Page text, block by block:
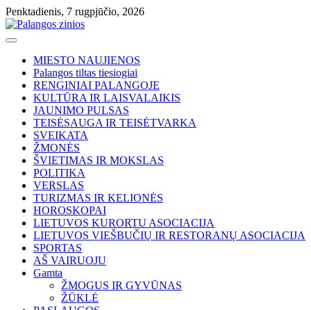
Skip
to
content
Penktadienis, 7 rugpjūčio, 2026
MIESTO NAUJIENOS
Palangos tiltas tiesiogiai
RENGINIAI PALANGOJE
KULTŪRA IR LAISVALAIKIS
JAUNIMO PULSAS
TEISĖSAUGA IR TEISĖTVARKA
SVEIKATA
ŽMONĖS
ŠVIETIMAS IR MOKSLAS
POLITIKA
VERSLAS
TURIZMAS IR KELIONĖS
HOROSKOPAI
LIETUVOS KURORTU ASOCIACIJA
LIETUVOS VIEŠBUČIŲ IR RESTORANŲ ASOCIACIJA
SPORTAS
AŠ VAIRUOJU
Gamta
ŽMOGUS IR GYVŪNAS
ŽŪKLĖ